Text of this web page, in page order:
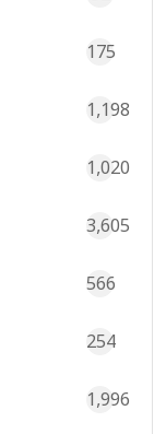
175
1,198
1,020
3,605
566
254
1,996